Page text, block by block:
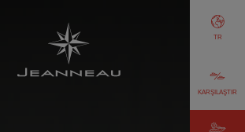
KARŞILAŞTIR
TR